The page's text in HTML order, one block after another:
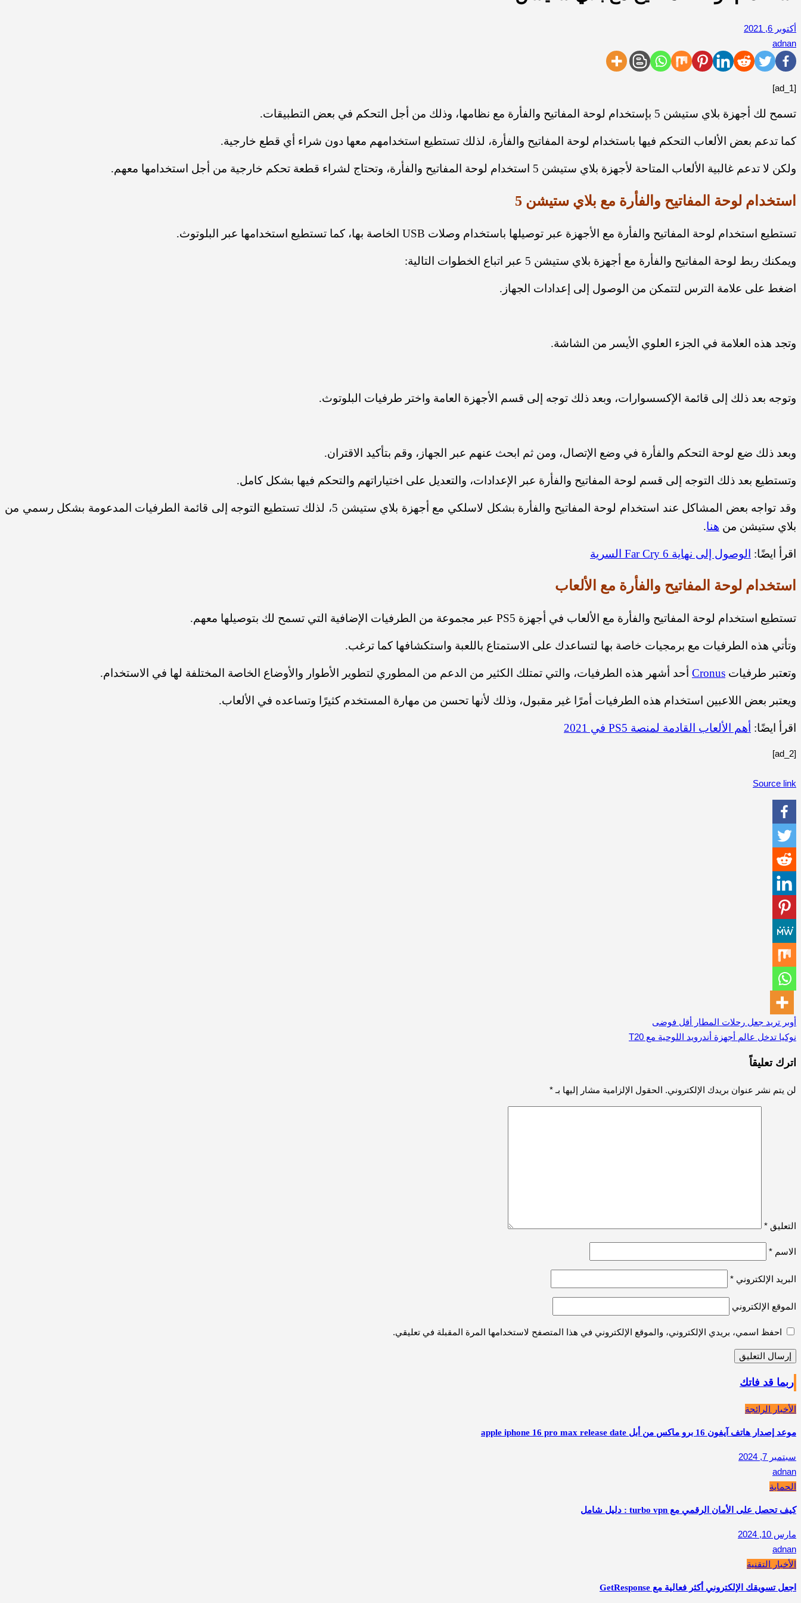
أكتوبر 6, 2021
adnan
[ad_1]
تسمح لك أجهزة بلاي ستيشن 5 بإستخدام لوحة المفاتيح والفأرة مع نظامها، وذلك من أجل التحكم في بعض التطبيقات.
كما تدعم بعض الألعاب التحكم فيها باستخدام لوحة المفاتيح والفأرة، لذلك تستطيع استخدامهم معها دون شراء أي قطع خارجية.
ولكن لا تدعم غالبية الألعاب المتاحة لأجهزة بلاي ستيشن 5 استخدام لوحة المفاتيح والفأرة، وتحتاج لشراء قطعة تحكم خارجية من أجل استخدامها معهم.
استخدام لوحة المفاتيح والفأرة مع بلاي ستيشن 5
تستطيع استخدام لوحة المفاتيح والفأرة مع الأجهزة عبر توصيلها باستخدام وصلات USB الخاصة بها، كما تستطيع استخدامها عبر البلوتوث.
ويمكنك ربط لوحة المفاتيح والفأرة مع أجهزة بلاي ستيشن 5 عبر اتباع الخطوات التالية:
اضغط على علامة الترس لتتمكن من الوصول إلى إعدادات الجهاز.
وتجد هذه العلامة في الجزء العلوي الأيسر من الشاشة.
وتوجه بعد ذلك إلى قائمة الإكسسوارات، وبعد ذلك توجه إلى قسم الأجهزة العامة واختر طرفيات البلوتوث.
وبعد ذلك ضع لوحة التحكم والفأرة في وضع الإتصال، ومن ثم ابحث عنهم عبر الجهاز، وقم بتأكيد الاقتران.
وتستطيع بعد ذلك التوجه إلى قسم لوحة المفاتيح والفأرة عبر الإعدادات، والتعديل على اختياراتهم والتحكم فيها بشكل كامل.
وقد تواجه بعض المشاكل عند استخدام لوحة المفاتيح والفأرة بشكل لاسلكي مع أجهزة بلاي ستيشن 5، لذلك تستطيع التوجه إلى قائمة الطرفيات المدعومة بشكل رسمي من
بلاي ستيشن من هنا.
اقرأ ايضًا: الوصول إلى نهاية Far Cry 6 السرية
استخدام لوحة المفاتيح والفأرة مع الألعاب
تستطيع استخدام لوحة المفاتيح والفأرة مع الألعاب في أجهزة PS5 عبر مجموعة من الطرفيات الإضافية التي تسمح لك بتوصيلها معهم.
وتأتي هذه الطرفيات مع برمجيات خاصة بها لتساعدك على الاستمتاع باللعبة واستكشافها كما ترغب.
وتعتبر طرفيات Cronus أحد أشهر هذه الطرفيات، والتي تمتلك الكثير من الدعم من المطوري لتطوير الأطوار والأوضاع الخاصة المختلفة لها في الاستخدام.
ويعتبر بعض اللاعبين استخدام هذه الطرفيات أمرًا غير مقبول، وذلك لأنها تحسن من مهارة المستخدم كثيرًا وتساعده في الألعاب.
اقرأ ايضًا: أهم الألعاب القادمة لمنصة PS5 في 2021
[ad_2]
Source link
تصفّح
المقالات
أوبر تريد جعل رحلات المطار أقل فوضى
نوكيا تدخل عالم أجهزة أندرويد اللوحية مع T20
اترك تعليقاً
لن يتم نشر عنوان بريدك الإلكتروني. الحقول الإلزامية مشار إليها بـ *
التعليق *
الاسم *
البريد الإلكتروني *
الموقع الإلكتروني
احفظ اسمي، بريدي الإلكتروني، والموقع الإلكتروني في هذا المتصفح لاستخدامها المرة المقبلة في تعليقي.
ربما قد فاتك
الأخبار الرائجة
موعد إصدار هاتف آيفون 16 برو ماكس من أبل apple iphone 16 pro max release date
سبتمبر 7, 2024
adnan
الحماية
كيف تحصل على الأمان الرقمي مع turbo vpn : دليل شامل
مارس 10, 2024
adnan
الأخبار التقنية
اجعل تسويقك الإلكتروني أكثر فعالية مع GetResponse